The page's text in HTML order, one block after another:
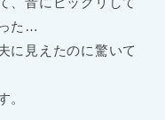
た…
に見えたのに驚いて
。